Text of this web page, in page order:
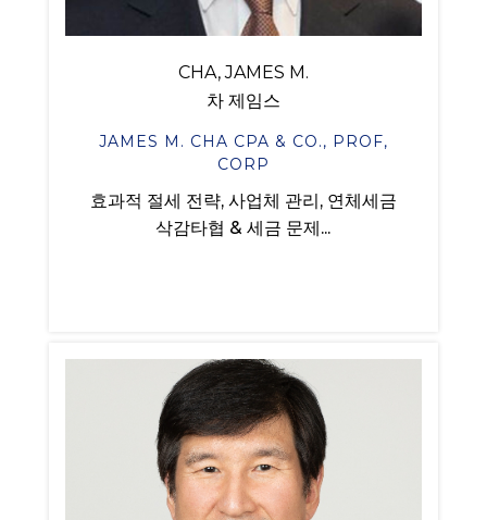
CHA, JAMES M.
차 제임스
JAMES M. CHA CPA & CO., PROF,
CORP
효과적 절세 전략, 사업체 관리, 연체세금
삭감타협 & 세금 문제...